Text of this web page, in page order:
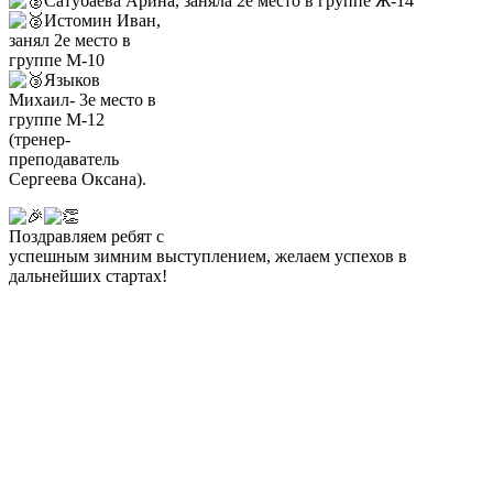
Истомин Иван,
занял 2е место в
группе М-10
Языков
Михаил- 3е место в
группе М-12
(тренер-
преподаватель
Сергеева Оксана).
Поздравляем ребят с
успешным зимним выступлением, желаем успехов в
дальнейших стартах!